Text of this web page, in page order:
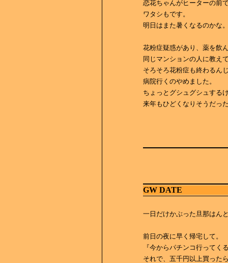
恋花ちゃんがヒーターの前
ワタシもです。
明日はまた暑くなるのかな
花粉症疑惑があり、薬を飲
同じマンションの人に教え
そろそろ花粉症も終わるん
病院行くのやめました。
ちょっとグシュグシュする
来年もひどくなりそうだっ
GW DATE
一日だけかぶった旦那はん
前日の夜に早く帰宅して。
『今からパチンコ行ってく
それで、五千円以上買った